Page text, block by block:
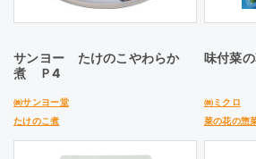
サンヨー たけのこやわらか
煮 Ｐ4
㈱サンヨー堂
たけのこ煮
味付菜
㈱ミクロ
菜の花の惣